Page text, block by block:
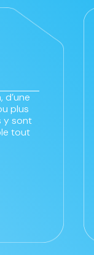
d’une
plus
y sont
tout